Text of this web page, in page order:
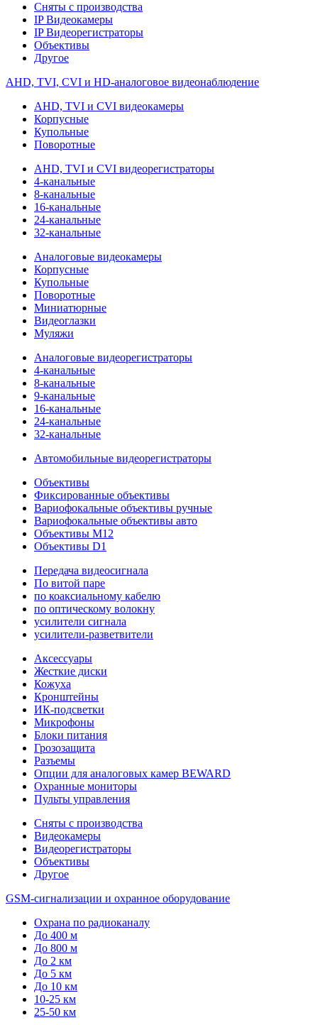
Сняты с производства
IP Видеокамеры
IP Видеорегистраторы
Объективы
Другое
AHD, TVI, CVI и HD-аналоговое видеонаблюдение
AHD, TVI и CVI видеокамеры
Корпусные
Купольные
Поворотные
AHD, TVI и CVI видеорегистраторы
4-канальные
8-канальные
16-канальные
24-канальные
32-канальные
Аналоговые видеокамеры
Корпусные
Купольные
Поворотные
Миниатюрные
Видеоглазки
Муляжи
Аналоговые видеорегистраторы
4-канальные
8-канальные
9-канальные
16-канальные
24-канальные
32-канальные
Автомобильные видеорегистраторы
Объективы
Фиксированные объективы
Вариофокальные объективы ручные
Вариофокальные объективы авто
Объективы M12
Объективы D1
Передача видеосигнала
По витой паре
по коаксиальному кабелю
по оптическому волокну
усилители сигнала
усилители-разветвители
Аксессуары
Жесткие диски
Кожуха
Кронштейны
ИК-подсветки
Микрофоны
Блоки питания
Грозозащита
Разъемы
Опции для аналоговых камер BEWARD
Охранные мониторы
Пульты управления
Сняты с производства
Видеокамеры
Видеорегистраторы
Объективы
Другое
GSM-сигнализации и охранное оборудование
Охрана по радиоканалу
До 400 м
До 800 м
До 2 км
До 5 км
До 10 км
10-25 км
25-50 км